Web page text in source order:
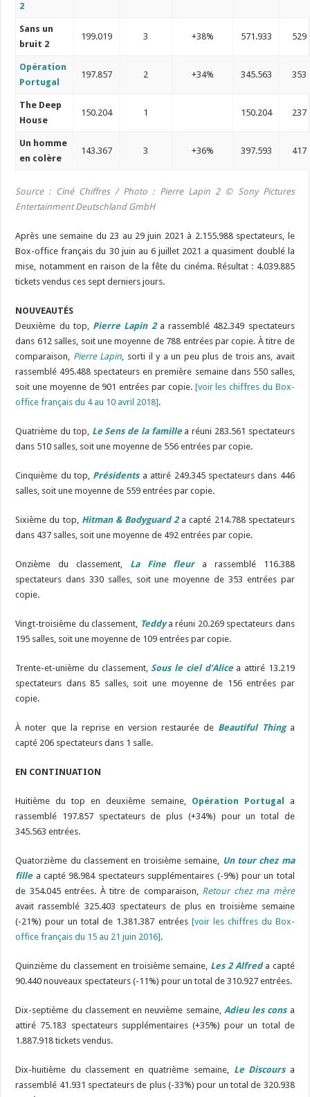
2
Sans un
bruit 2
199.019 3 +38% 571.933 529
Opération
Portugal
197.857 2 +34% 345.563 353
The Deep
House
150.204 1 150.204 237
Un homme
en colère
143.367 3 +36% 397.593 417
Source : Ciné Chiffres / Photo : Pierre Lapin 2© Sony Pictures
Entertainment Deutschland GmbH
Après une semaine du 23 au 29 juin 2021 à 2.155.988 spectateurs, le
Box-office français du 30 juin au 6 juillet 2021 a quasiment doublé la
mise, notamment en raison de la fête du cinéma. Résultat : 4.039.885
tickets vendus ces sept derniers jours.
NOUVEAUTÉS
Deuxième du top, Pierre Lapin 2a rassemblé 482.349 spectateurs
dans 612 salles, soit une moyenne de 788 entrées par copie. À titre de
comparaison, Pierre Lapin , sorti il y a un peu plus de trois ans, avait
rassemblé 495.488 spectateurs en première semaine dans 550 salles,
soit une moyenne de 901 entrées par copie. [voir les chiffres du Box-
office français du 4 au 10 avril 2018].
Quatrième du top, Le Sens de la famillea réuni 283.561 spectateurs
dans 510 salles, soit une moyenne de 556 entrées par copie.
Cinquième du top, Présidentsa attiré 249.345 spectateurs dans 446
salles, soit une moyenne de 559 entrées par copie.
Sixième du top, Hitman & Bodyguard 2a capté 214.788 spectateurs
dans 437 salles, soit une moyenne de 492 entrées par copie.
Onzième du classement, La Fine fleura rassemblé 116.388
spectateurs dans 330 salles, soit une moyenne de 353 entrées par
copie.
Vingt-troisième du classement, Teddya réuni 20.269 spectateurs dans
195 salles, soit une moyenne de 109 entrées par copie.
Trente-et-unième du classement, Sous le ciel d’Alicea attiré 13.219
spectateurs dans 85 salles, soit une moyenne de 156 entrées par
copie.
À noter que la reprise en version restaurée de Beautiful Thinga
capté 206 spectateurs dans 1 salle.
EN CONTINUATION
Huitième du top en deuxième semaine, Opération Portugal
a
rassemblé 197.857 spectateurs de plus (+34%) pour un total de
345.563 entrées.
Quatorzième du classement en troisième semaine, Un tour chez ma
fille a capté 98.984 spectateurs supplémentaires (-9%) pour un total
de 354.045 entrées. À titre de comparaison, Retour chez ma mère
avait rassemblé 325.403 spectateurs de plus en troisième semaine
(-21%) pour un total de 1.381.387 entrées [voir les chiffres du Box-
office français du 15 au 21 juin 2016].
Quinzième du classement en troisième semaine, Les 2 Alfreda capté
90.440 nouveaux spectateurs (-11%) pour un total de 310.927 entrées.
Dix-septième du classement en neuvième semaine, Adieu les cons a
attiré 75.183 spectateurs supplémentaires (+35%) pour un total de
1.887.918 tickets vendus.
Dix-huitième du classement en quatrième semaine, Le Discoursa
rassemblé 41.931 spectateurs de plus (-33%) pour un total de 320.938